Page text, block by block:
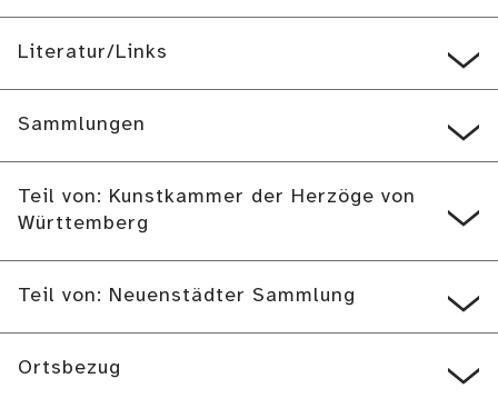
Literatur/Links
Sammlungen
Teil von: Kunstkammer der Herzöge von
Württemberg
Teil von: Neuenstädter Sammlung
Ortsbezug